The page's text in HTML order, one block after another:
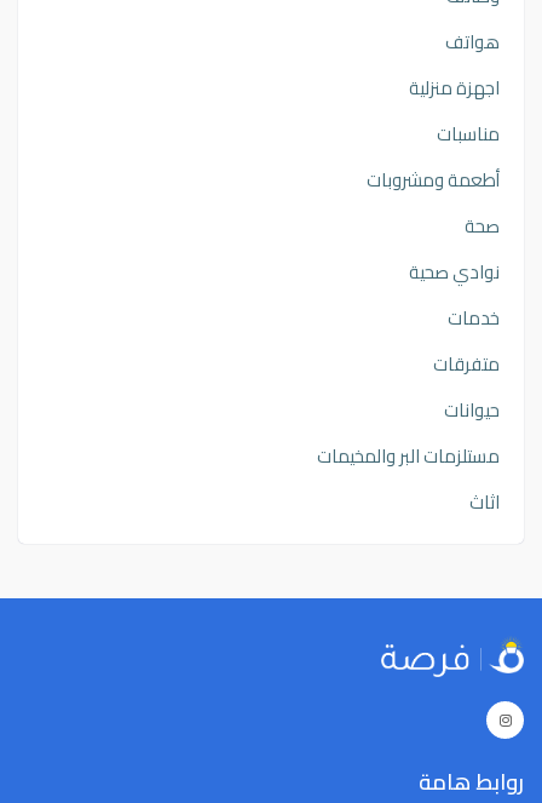
هواتف
اجهزة منزلية
مناسبات
أطعمة ومشروبات
صحة
نوادي صحية
خدمات
متفرقات
حيوانات
مستلزمات البر والمخيمات
اثاث
روابط هامة